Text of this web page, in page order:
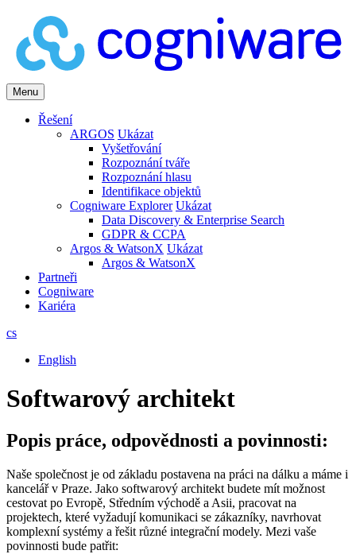
Menu
Řešení
ARGOS Ukázat
Vyšetřování
Rozpoznání tváře
Rozpoznání hlasu
Identifikace objektů
Cogniware Explorer Ukázat
Data Discovery & Enterprise Search
GDPR & CCPA
Argos & WatsonX Ukázat
Argos & WatsonX
Partneři
Cogniware
Kariéra
cs
English
Softwarový architekt
Popis práce, odpovědnosti a povinnosti:
Naše společnost je od základu postavena na práci na dálku a máme i
kancelář v Praze. Jako softwarový architekt budete mít možnost
cestovat po Evropě, Středním východě a Asii, pracovat na
projektech, které vyžadují komunikaci se zákazníky, navrhovat
komplexní systémy a řešit různé integrační modely. Mezi vaše
povinnosti bude patřit: